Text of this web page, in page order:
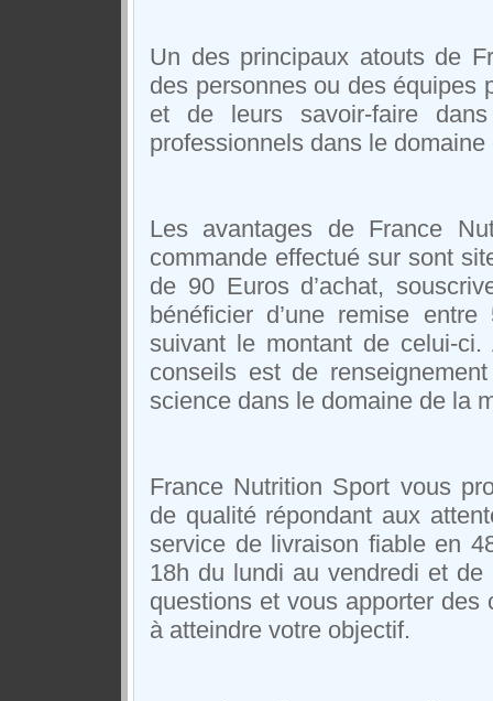
Un des principaux atouts de
des personnes ou des équipes
et de leurs savoir-faire
professionnels dans le domaine
Les avantages de France
commande effectué sur sont
de 90 Euros d’achat,
bénéficier d’une remise
suivant le montant de celui-
conseils est de
science dans le domaine de la
France Nutrition Sport vous
de qualité répondant aux
service de livraison fiable en
18h du lundi au vendredi et
questions et vous apporter
à atteindre votre objectif.